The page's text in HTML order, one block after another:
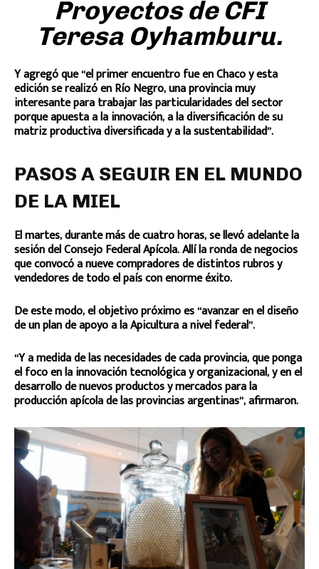
Proyectos de CFI
Teresa Oyhamburu.
Y agregó que “el primer encuentro fue en Chaco y esta
edición se realizó en Río Negro, una provincia muy
interesante para trabajar las particularidades del sector
porque apuesta a la innovación, a la diversificación de su
matriz productiva diversificada y a la sustentabilidad”.
PASOS A SEGUIR EN EL MUNDO
DE LA MIEL
El martes, durante más de cuatro horas, se llevó adelante la
sesión del Consejo Federal Apícola. Allí la ronda de negocios
que convocó a nueve compradores de distintos rubros y
vendedores de todo el país con enorme éxito.
De este modo, el objetivo próximo es “avanzar en el diseño
de un plan de apoyo a la Apicultura a nivel federal”.
“Y a medida de las necesidades de cada provincia, que ponga
el foco en la innovación tecnológica y organizacional, y en el
desarrollo de nuevos productos y mercados para la
producción apícola de las provincias argentinas”, afirmaron.